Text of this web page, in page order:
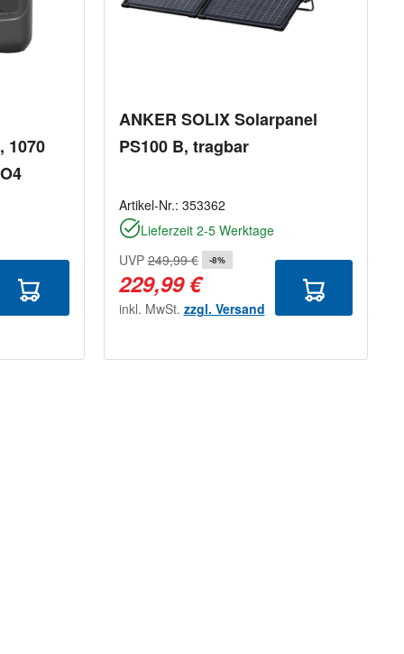
1070
ANKER SOLIX Solarpanel
PS100 B, tragbar
Artikel-Nr.: 353362
Lieferzeit 2-5 Werktage
UVP 249,99 € -8%
229,99 €
inkl. MwSt. zzgl. Versand